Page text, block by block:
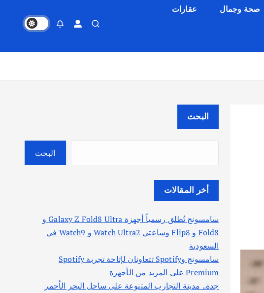
صحة وجمال عقارات
البحث
البحث
أخر المقالات
سامسونج تُطلق رسمياً أجهزة Galaxy Z Fold8 Ultra و
Fold8 و Flip8 وساعتي Watch Ultra2 و Watch9 في
السعودية
سامسونج وSpotify تتعاونان لإتاحة تجربة Spotify
Premium على المزيد من الأجهزة
جدة.. مدينة التجارب المتنوعة على ساحل البحر الأحمر